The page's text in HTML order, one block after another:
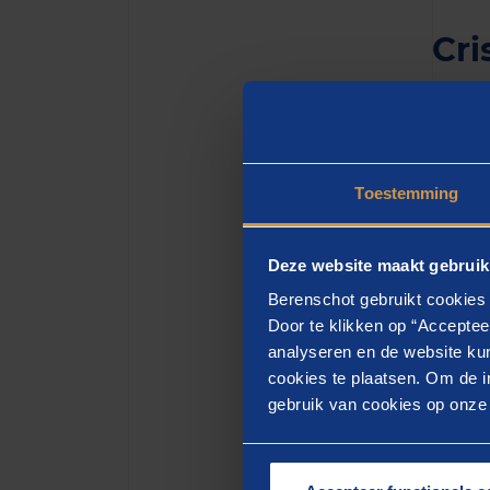
Toestemming
Deze website maakt
Berenschot gebruikt
Door te klikken op
analyseren en de website
cookies te plaatsen. Om de
gebruik van cookies op
Met
wordt
“Het